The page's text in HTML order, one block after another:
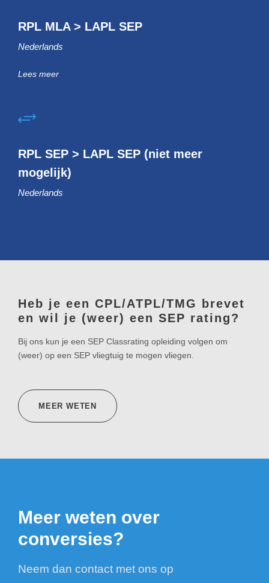
RPL MLA > LAPL SEP
Nederlands
Lees meer
RPL SEP > LAPL SEP (niet meer
mogelijk)
Nederlands
Heb je een CPL/ATPL/TMG brevet
en wil je (weer) een SEP rating?
Bij ons kun je een SEP Classrating opleiding volgen om
(weer) op een SEP vliegtuig te mogen vliegen.
MEER WETEN
Meer weten over
conversies?
Neem dan contact met ons op